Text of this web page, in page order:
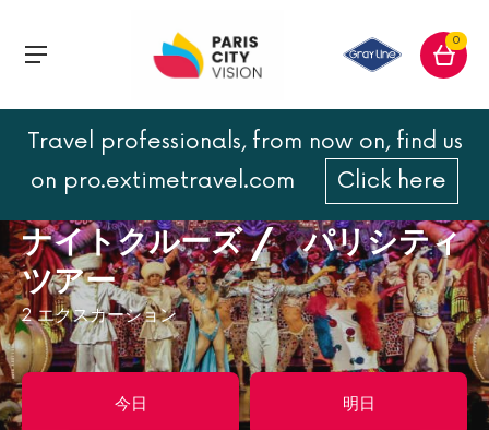
0
Travel professionals, from now on, find us
on pro.extimetravel.com
Click here
トップページ
ナイトクルーズ / パリシティツアー
ナイトクルーズ / パリシティ
ツアー
2 エクスカーション
今日 明日